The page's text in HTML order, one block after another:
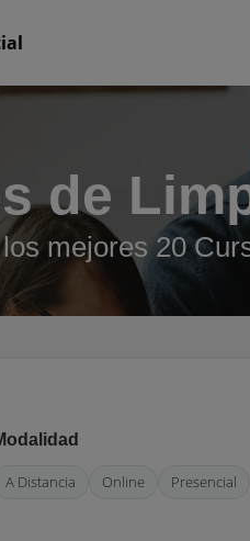
de
mejores 20
A Distancia Online Presencial